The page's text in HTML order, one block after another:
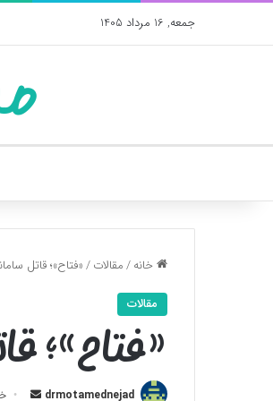
جمعه, 16 مرداد 1405
خانه/مقالات/«فتاح»؛ قاتل
مقالات
drmotamednejad
ارسال